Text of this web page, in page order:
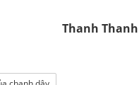
Thanh Thanh